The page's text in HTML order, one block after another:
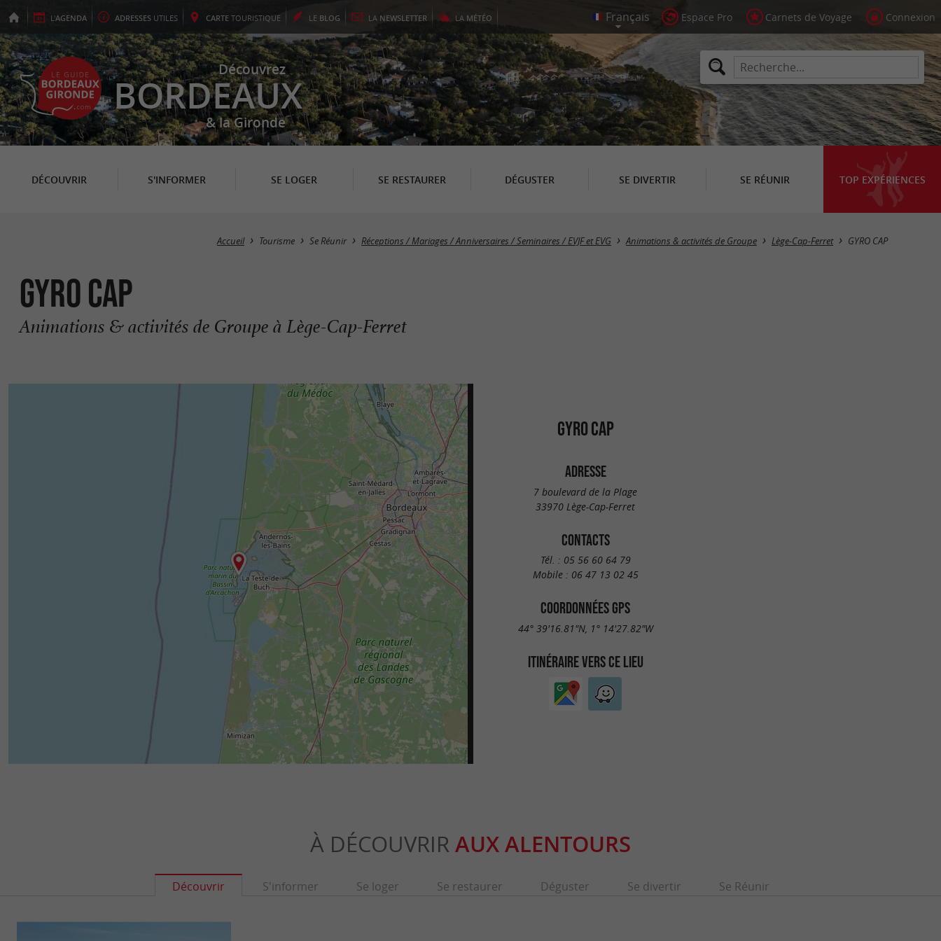
L'AGENDA ADRESSES UTILES CARTE TOURISTIQUE LE BLOG LA NEWSLETTER LA MÉTÉO Espace Pro Carnets de Voyage Connexion
Découvrez
BORDEAUX
& la Gironde
DÉCOUVRIR S'INFORMER SE LOGER SE RESTAURER DÉGUSTER SE DIVERTIR SE RÉUNIR TOP EXPÉRIENCES
Accueil Tourisme Se Réunir Réceptions / Mariages / Anniversaires / Seminaires / EVJF et EVG Animations & activités de Groupe Lège-Cap-Ferret GYRO CAP
GYRO CAP
Animations & activités de Groupe à Lège-Cap-Ferret
GYRO CAP
ADRESSE
7 boulevard de la Plage
33970 Lège-Cap-Ferret
CONTACTS
Tél. : 05 56 60 64 79
Mobile : 06 47 13 02 45
COORDONNÉES GPS
44° 39'16.81"N, 1° 14'27.82"W
ITINÉRAIRE VERS CE LIEU
À DÉCOUVRIR AUX ALENTOURS
Découvrir S'informer Se loger Se restaurer Déguster Se divertir Se Réunir